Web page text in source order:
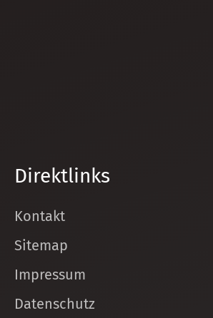
Direktlinks
Kontakt
Sitemap
Impressum
Datenschutz